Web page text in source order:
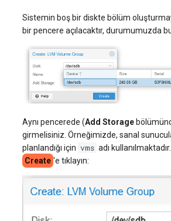
Sistemin boş bir diskte bölüm
bir pencere açılacaktır, durumumuzda
Aynı pencerede (Add Storage
girmelisiniz. Örneğimizde, sanal
planlandığı için vms adı
Create 'e tıklayın: